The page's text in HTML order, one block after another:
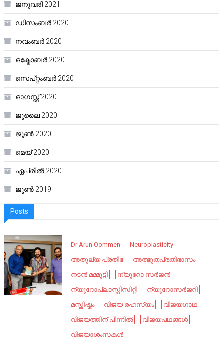
ജനുവരി 2021
ഡിസംബർ 2020
നവംബർ 2020
ഒക്ടോബർ 2020
സെപ്റ്റംബർ 2020
ഓഗസ്റ്റ്‌ 2020
ജൂലൈ 2020
ജൂൺ 2020
മെയ്‌ 2020
ഏപ്രിൽ 2020
ജൂൺ 2019
Posts
Dr Arun Oommen
Neuroplasticity
അതുല്യ പ്രതിഭ
അത്ഭുതപ്രതിഭാസം
നടൻ മമ്മൂട്ടി
ന്യൂറോ സർജൻ
ന്യൂറോപ്ലാസ്റ്റിസിറ്റി
ന്യൂറോസർജറി
മസ്തിഷ്കം
വിജയ രഹസ്യം
വിജയഗാഥ
വിജയത്തിന് പിന്നിൽ
വിജയപഥങ്ങൾ
വിജയാശംസകൾ